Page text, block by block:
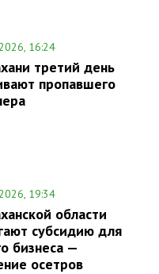
16:24
третий день
пропавшего
19:34
области
субсидию для
бизнеса —
осетров